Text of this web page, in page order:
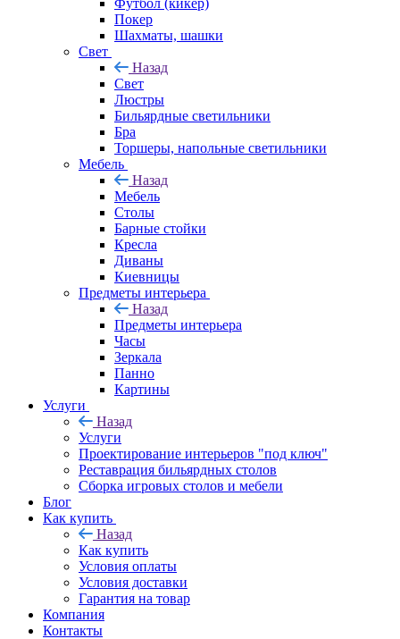
Футбол (кикер)
Покер
Шахматы, шашки
Свет
Назад
Свет
Люстры
Бильярдные светильники
Бра
Торшеры, напольные светильники
Мебель
Назад
Мебель
Столы
Барные стойки
Кресла
Диваны
Киевницы
Предметы интерьера
Назад
Предметы интерьера
Часы
Зеркала
Панно
Картины
Услуги
Назад
Услуги
Проектирование интерьеров "под ключ"
Реставрация бильярдных столов
Сборка игровых столов и мебели
Блог
Как купить
Назад
Как купить
Условия оплаты
Условия доставки
Гарантия на товар
Компания
Контакты